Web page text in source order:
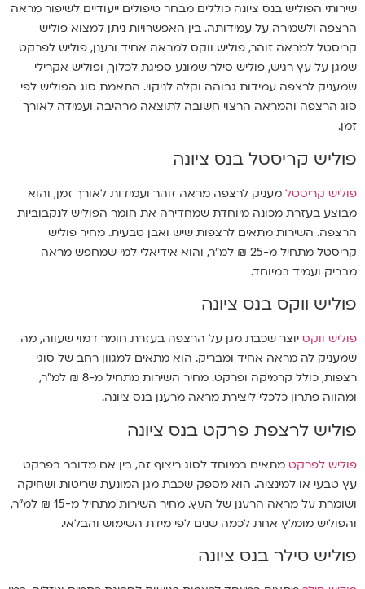
שירותי הפוליש בנס ציונה כוללים מבחר טיפולים ייעודיים לשיפור מראה
הרצפה ולשמירה על עמידותה. בין האפשרויות ניתן למצוא פוליש
קריסטל למראה זוהר, פוליש ווקס למראה אחיד ורענן, פוליש לפרקט
שמגן על עץ רגיש, פוליש סילר שמונע ספיגת לכלוך, ופוליש אקרילי
שמעניק לרצפה עמידות גבוהה וקלה לניקוי. התאמת סוג הפוליש לפי
סוג הרצפה והמראה הרצוי חשובה לתוצאה מרהיבה ועמידה לאורך
זמן.
פוליש קריסטל בנס ציונה
פוליש קריסטל מעניק לרצפה מראה זוהר ועמידות לאורך זמן, והוא
מבוצע בעזרת מכונה מיוחדת שמחדירה את חומר הפוליש לנקבוביות
הרצפה. השירות מתאים לרצפות שיש ואבן טבעית. מחיר פוליש
קריסטל מתחיל מ-25 ₪ למ"ר, והוא אידיאלי למי שמחפש מראה
מבריק ועמיד במיוחד.
פוליש ווקס בנס ציונה
פוליש ווקס יוצר שכבת מגן על הרצפה בעזרת חומר דמוי שעווה, מה
שמעניק לה מראה אחיד ומבריק. הוא מתאים למגוון רחב של סוגי
רצפות, כולל קרמיקה ופרקט. מחיר השירות מתחיל מ-8 ₪ למ"ר,
ומהווה פתרון כלכלי ליצירת מראה מרענן בנס ציונה.
פוליש לרצפת פרקט בנס ציונה
פוליש לפרקט מתאים במיוחד לסוג ריצוף זה, בין אם מדובר בפרקט
עץ טבעי או למינציה. הוא מספק שכבת מגן המונעת שריטות ושחיקה
ושומרת על מראה הרענן של העץ. מחיר השירות מתחיל מ-15 ₪ למ"ר,
והפוליש מומלץ אחת לכמה שנים לפי מידת השימוש והבלאי.
פוליש סילר בנס ציונה